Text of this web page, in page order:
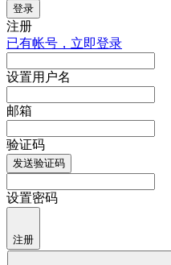
登录
注册
已有帐号，立即登录
设置用户名
邮箱
验证码
发送验证码
设置密码
注册